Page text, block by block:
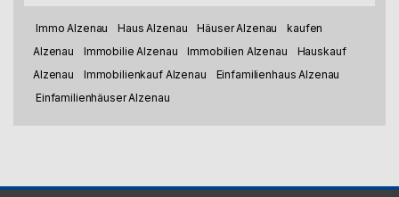
Immo Alzenau Haus Alzenau Häuser Alzenau
kaufen
Alzenau
Immobilie Alzenau Immobilien Alzenau
Hauskauf
Alzenau
Immobilienkauf Alzenau
Einfamilienhaus Alzenau
Einfamilienhäuser Alzenau